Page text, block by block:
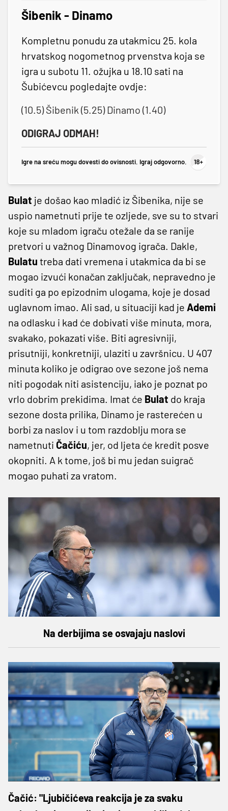
Šibenik - Dinamo
Kompletnu ponudu za utakmicu 25. kola
hrvatskog nogometnog prvenstva koja se
igra u subotu 11. ožujka u 18.10 sati na
Šubićevcu pogledajte ovdje:
(10.5) Šibenik (5.25) Dinamo (1.40)
ODIGRAJ ODMAH!
Igre na sreću mogu dovesti do ovisnosti. Igraj odgovorno.
Bulat je došao kao mladić iz Šibenika, nije se
uspio nametnuti prije te ozljede, sve su to stvari
koje su mladom igraču otežale da se ranije
pretvori u važnog Dinamovog igrača. Dakle,
Bulatu treba dati vremena i utakmica da bi se
mogao izvući konačan zaključak, nepravedno je
suditi ga po epizodnim ulogama, koje je dosad
uglavnom imao. Ali sad, u situaciji kad je Ademi
na odlasku i kad će dobivati više minuta, mora,
svakako, pokazati više. Biti agresivniji,
prisutniji, konkretniji, ulaziti u završnicu. U 407
minuta koliko je odigrao ove sezone još nema
niti pogodak niti asistenciju, iako je poznat po
vrlo dobrim prekidima. Imat će Bulat do kraja
sezone dosta prilika, Dinamo je rasterećen u
borbi za naslov i u tom razdoblju mora se
nametnuti Čačiću, jer, od ljeta će kredit posve
okopniti. A k tome, još bi mu jedan suigrač
mogao puhati za vratom.
Na derbijima se osvajaju naslovi
Čačić: "Ljubičićeva reakcija je za svaku